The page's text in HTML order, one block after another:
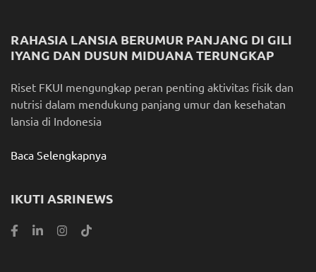
RAHASIA LANSIA BERUMUR PANJANG DI GILI
IYANG DAN DUSUN MIDUANA TERUNGKAP
Riset FKUI mengungkap peran penting aktivitas fisik dan
nutrisi dalam mendukung panjang umur dan kesehatan
lansia di Indonesia
Baca Selengkapnya
IKUTI ASRINEWS